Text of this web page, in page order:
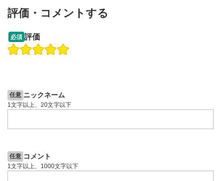
のサイズに戻ります。
操作説明動画
評価・コメントする
必須 評価
任意 ニックネーム
1文字以上、20文字以下
任意 コメント
1文字以上、1000文字以下